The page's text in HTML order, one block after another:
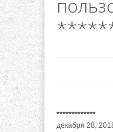
*************
декабря 28,